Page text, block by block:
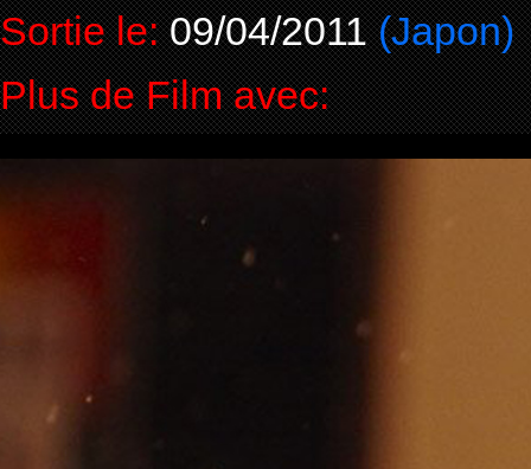
Sortie le: 09/04/2011 (Japon)
Plus de Film avec: